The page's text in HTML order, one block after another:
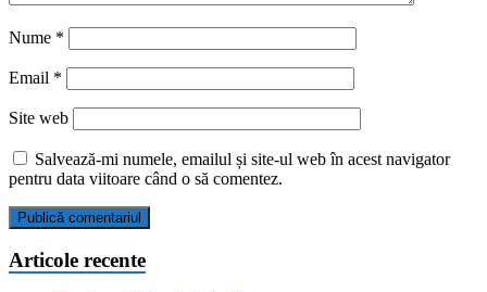
Nume *
Email *
Site web
Salvează-mi numele, emailul și site-ul web în acest navigator
pentru data viitoare când o să comentez.
Articole recente